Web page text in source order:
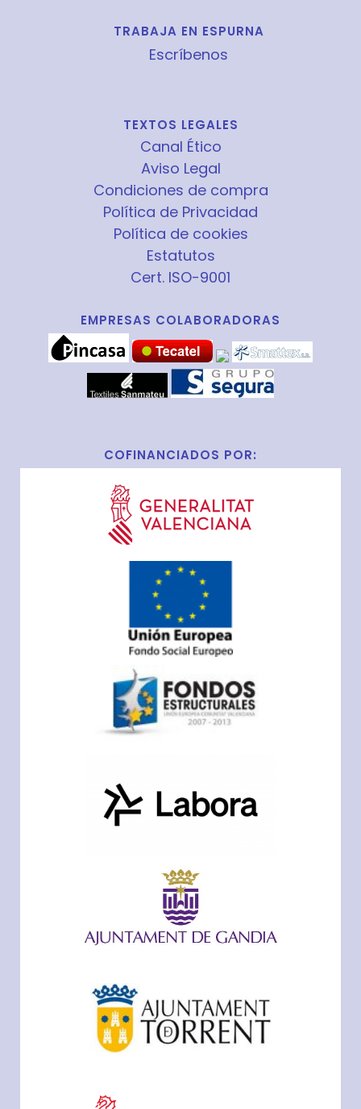
TRABAJA EN ESPURNA
Escríbenos
TEXTOS LEGALES
Canal Ético
Aviso Legal
Condiciones de compra
Política de Privacidad
Política de cookies
Estatutos
Cert. ISO-9001
EMPRESAS COLABORADORAS
COFINANCIADOS POR: